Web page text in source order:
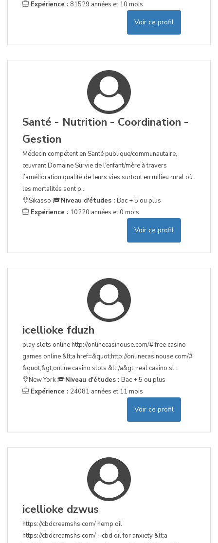
Expérience : 81529 années et 10 mois
Voir ce profil
Santé - Nutrition - Coordination -
Gestion
Médecin compétent en Santé publique/communautaire,
œuvrant Domaine Survie de l’enfant/mère à travers
l’amélioration qualité de leurs vies surtout en milieu rural où
les mortalités sont p...
Sikasso
Niveau d'études : Bac + 5 ou plus
Expérience : 10220 années et 0 mois
Voir ce profil
icellioke fduzh
play slots online http://onlinecasinouse.com/# free casino
games online &lt;a href=&quot;http://onlinecasinouse.com/#
&quot;&gt;online casino slots &lt;/a&gt; real casino sl...
New York
Niveau d'études : Bac + 5 ou plus
Expérience : 24081 années et 11 mois
Voir ce profil
icellioke dzwus
https://cbdcreamshs.com/ hemp oil
https://cbdcreamshs.com/ - cbd oil for anxiety &lt;a